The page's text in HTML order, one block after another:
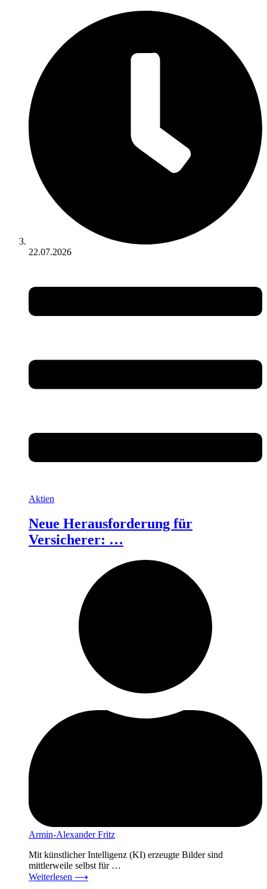
22.07.2026
Aktien
Neue Herausforderung für
Versicherer: …
Armin-Alexander Fritz
Mit künstlicher Intelligenz (KI) erzeugte Bilder sind
mittlerweile selbst für …
Weiterlesen ⟶